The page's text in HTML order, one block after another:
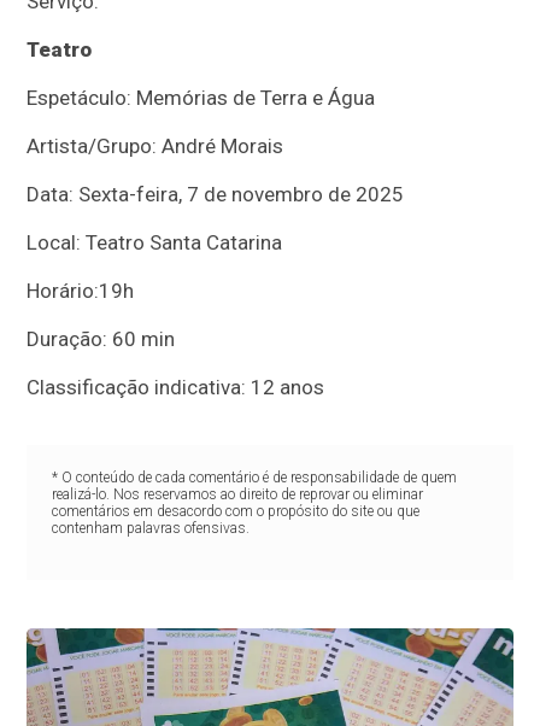
Teatro
Espetáculo: Memórias de Terra e Água
Artista/Grupo: André Morais
Data: Sexta-feira, 7 de novembro de 2025
Local: Teatro Santa Catarina
Horário:19h
Duração: 60 min
Classificação indicativa: 12 anos
* O conteúdo de cada comentário é de responsabilidade de quem
realizá-lo. Nos reservamos ao direito de reprovar ou eliminar
comentários em desacordo com o propósito do site ou que
contenham palavras ofensivas.